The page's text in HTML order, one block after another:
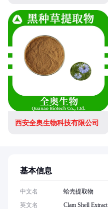
西安全奥生物科技有限公司
基本信息
中文名
蛤壳提取物
英文名
Clam Shell Extract